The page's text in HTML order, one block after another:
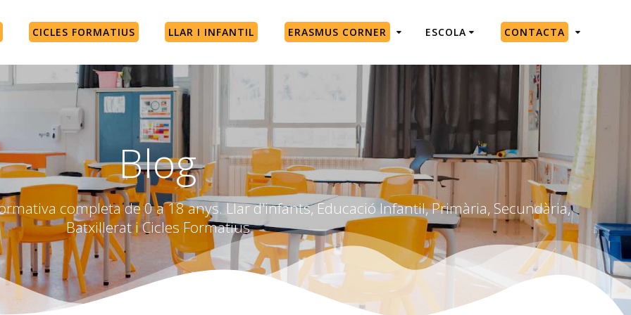
CICLES FORMATIUS LLAR I INFANTIL ERASMUS CORNER ESCOLA CONTACTA
Blog
completa de 0 a 18 anys. Llar d'infants, Educació Infantil, Primària, Secundària,
Batxillerat i Cicles Formatius